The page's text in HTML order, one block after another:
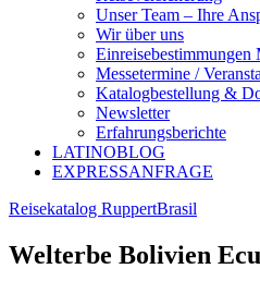
Unser Team – Ihre
Wir über uns
Einreisebestimmungen
Messetermine /
Katalogbestellung &
Newsletter
Erfahrungsberichte
LATINOBLOG
EXPRESSANFRAGE
Reisekatalog RuppertBrasil
Welterbe Bolivien